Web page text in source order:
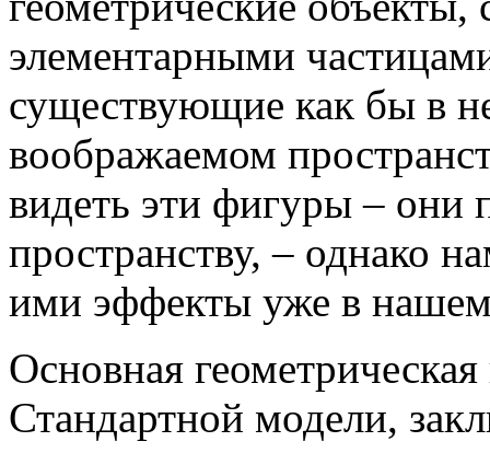
элементарными
существующие как бы в
воображаемом
видеть эти фигуры – они
пространству, – однако
ими эффекты уже в
Основная
Стандартной модели,